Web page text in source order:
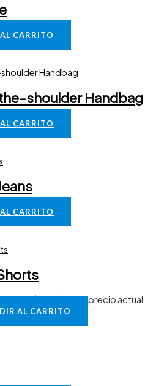
CARRITO
shoulder Handbag
CARRITO
CARRITO
era: $ 150.$130El precio actual
AL CARRITO